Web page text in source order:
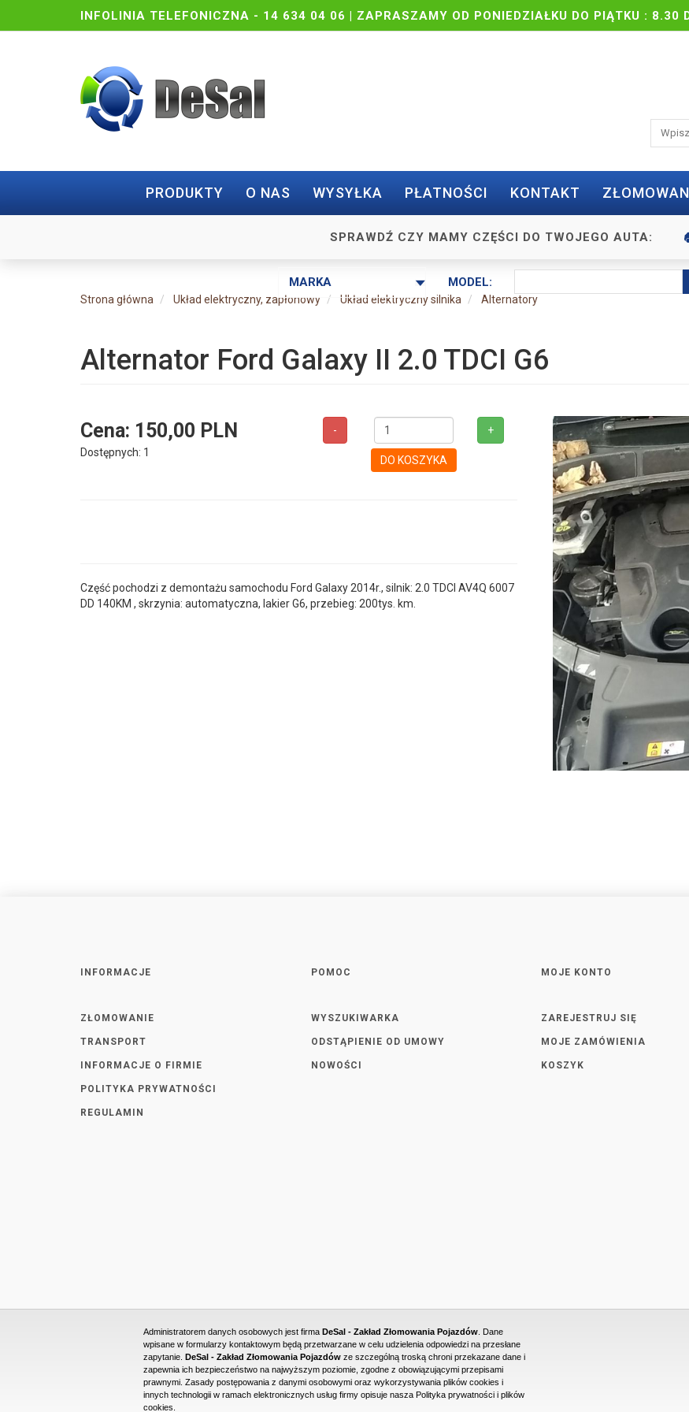
INFOLINIA TELEFONICZNA - 14 634 04 06 | ZAPRASZAMY OD PONIEDZIAŁKU DO PIĄTKU : 8.30
PRODUKTY O NAS WYSYŁKA PŁATNOŚCI KONTAKT
SPRAWDŹ CZY MAMY CZĘŚCI DO TWOJEGO AUTA:
MODEL:
Strona główna Układ elektryczny, zapłonowy Układ elektryczny silnika Alternatory
Alternator Ford Galaxy II 2.0 TDCI G6
Cena: 150,00 PLN
Dostępnych: 1
- +
DO KOSZYKA
Część pochodzi z demontażu samochodu Ford Galaxy 2014r., silnik: 2.0 TDCI AV4Q 6007
DD 140KM , skrzynia: automatyczna, lakier G6, przebieg: 200tys. km.
INFORMACJE
ZŁOMOWANIE
TRANSPORT
INFORMACJE O FIRMIE
POLITYKA PRYWATNOŚCI
REGULAMIN
POMOC
WYSZUKIWARKA
ODSTĄPIENIE OD UMOWY
NOWOŚCI
MOJE KONTO
ZAREJESTRUJ SIĘ
MOJE ZAMÓWIENIA
KOSZYK
PROJEKT I WYKONANIE STRONY WWW: DUONET
Administratorem danych osobowych jest firma DeSal - Zakład Złomowania Pojazdów . Dane
wpisane w formularzy kontaktowym będą przetwarzane w celu udzielenia odpowiedzi na przesłane
zapytanie. DeSal - Zakład Złomowania Pojazdów ze szczególną troską chroni przekazane dane i
zapewnia ich bezpieczeństwo na najwyższym poziomie, zgodne z obowiązującymi przepisami
prawnymi. Zasady postępowania z danymi osobowymi oraz wykorzystywania plików cookies i
innych technologii w ramach elektronicznych usług firmy opisuje nasza Polityka prywatności i plików
cookies.